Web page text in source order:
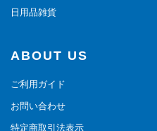
日用品雑貨
ABOUT US
ご利用ガイド
お問い合わせ
特定商取引法表示